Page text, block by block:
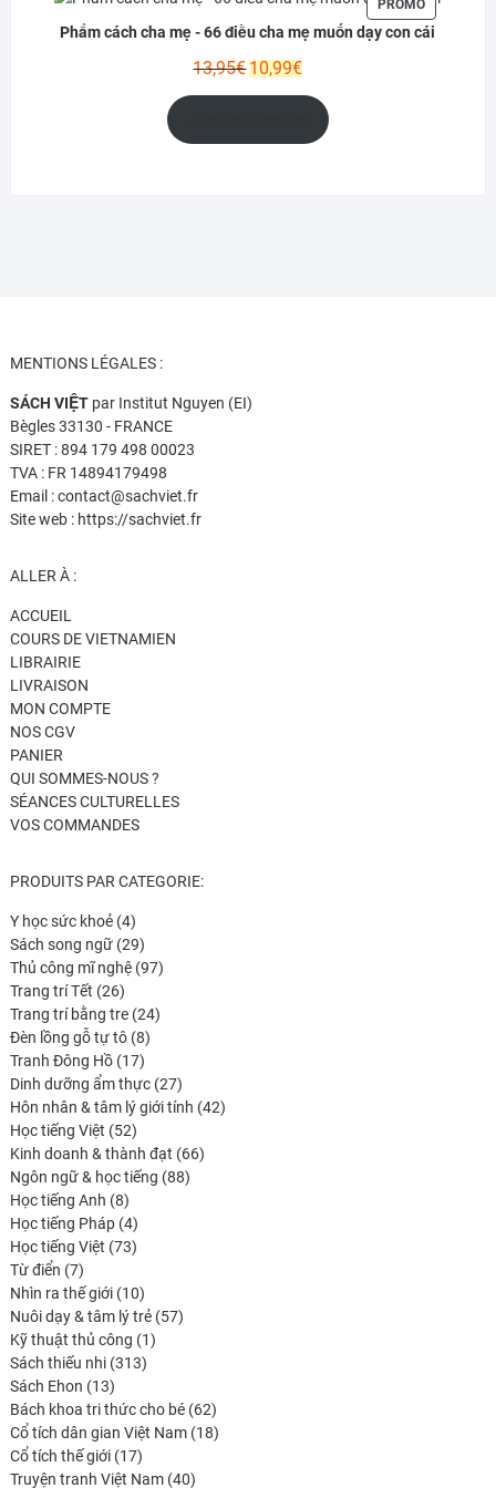
PROMO
EN
Phẩm cách cha mẹ - 66 điều cha mẹ muốn dạy con cái
13,95€Le
10,99€Le
actuel
est :
MENTIONS LÉGALES :
SÁCH VIỆTpar Institut Nguyen (EI)
Bègles 33130 - FRANCE
SIRET : 894 179 498 00023
TVA : FR 14894179498
Email : contact@sachviet.fr
Site web : https://sachviet.fr
ALLER À :
ACCUEIL
COURS DE VIETNAMIEN
LIBRAIRIE
LIVRAISON
MON COMPTE
NOS CGV
PANIER
QUI SOMMES-NOUS ?
SÉANCES CULTURELLES
VOS COMMANDES
PRODUITS PAR CATEGORIE:
Y học sức khoẻ 44
produits
Sách song ngữ 2929
produits
Thủ công mĩ nghệ 9797
Trang trí Tết 2626
produits
Trang trí bằng tre 2424
Đèn lồng gỗ tự tô 88
produits
Tranh Đông Hồ 1717
produits
Dinh dưỡng ẩm thực 2727
produits
Hôn nhân & tâm lý giới tính 4242
Học tiếng Việt 5252
produits
Kinh doanh & thành đạt 6666
Ngôn ngữ & học tiếng 8888
Học tiếng Anh 88
produits
Học tiếng Pháp 44
produits
Học tiếng Việt 7373
Từ điển 77
produits
Nhìn ra thế giới 1010
produits
Nuôi dạy & tâm lý trẻ 5757
Kỹ thuật thủ công 11
Sách thiếu nhi 313313
Sách Ehon 1313
produits
Bách khoa tri thức cho bé 6262
produits
Cổ tích dân gian Việt Nam 1818
Cổ tích thế giới 1717
produits
Truyện tranh Việt Nam 4040